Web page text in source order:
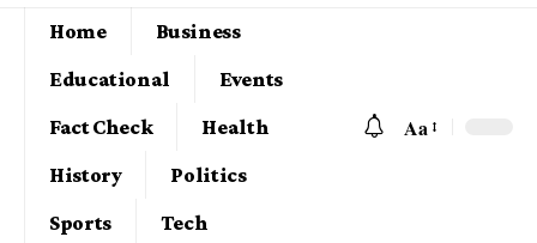
Home
Business
Educational
Events
Fact Check
Health
History
Politics
Sports
Tech
Aa